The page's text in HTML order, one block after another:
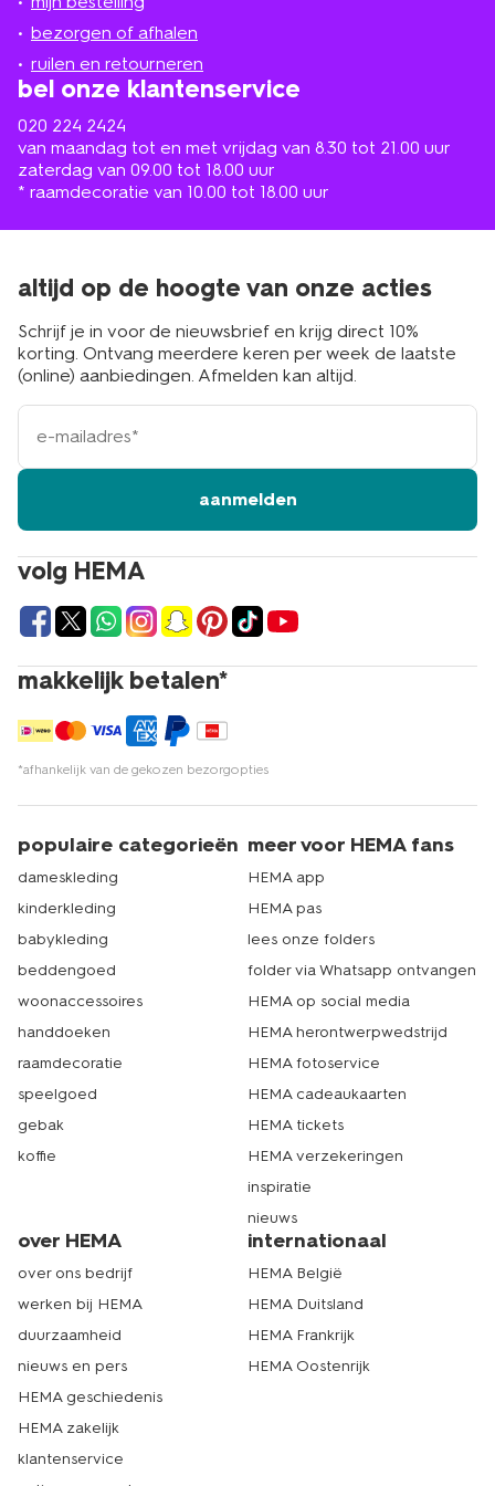
bezorgen of afhalen
ruilen en retourneren
bel onze klantenservice
020 224 2424
van maandag tot en met vrijdag van 8.30 tot 21.00 uur
zaterdag van 09.00 tot 18.00 uur
* raamdecoratie van 10.00 tot 18.00 uur
in
de
buurt
volg HEMA
makkelijk betalen*
*afhankelijk van de gekozen bezorgopties
altijd op de hoogte van onze acties
Schrijf je in voor de nieuwsbrief en krijg direct 10%
korting. Ontvang meerdere keren per week de laatste
(online) aanbiedingen. Afmelden kan altijd.
e-
mailadres
aanmelden
populaire categorieën
dameskleding
kinderkleding
babykleding
beddengoed
woonaccessoires
handdoeken
raamdecoratie
speelgoed
gebak
koffie
meer voor HEMA fans
HEMA app
HEMA pas
lees onze folders
folder via Whatsapp ontvangen
HEMA op social media
HEMA herontwerpwedstrijd
HEMA fotoservice
HEMA cadeaukaarten
HEMA tickets
HEMA verzekeringen
inspiratie
nieuws
over HEMA
over ons bedrijf
werken bij HEMA
duurzaamheid
nieuws en pers
HEMA geschiedenis
HEMA zakelijk
klantenservice
internationaal
HEMA België
HEMA Duitsland
HEMA Frankrijk
HEMA Oostenrijk